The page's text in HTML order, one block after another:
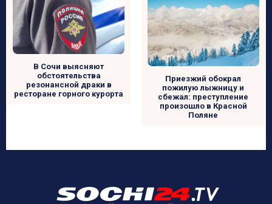
В Сочи выясняют
обстоятельства
резонансной драки в
ресторане горного курорта
Приезжий обокрал
пожилую лыжницу и
сбежал: преступление
произошло в Красной
Поляне